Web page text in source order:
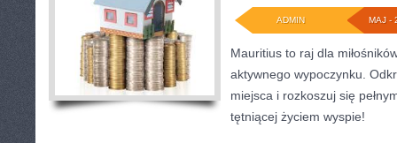
MAJ -
ADMIN
Mauritius to raj dla
aktywnego wypoczynku.
miejsca i rozkoszuj się
tętniącej życiem wyspie!